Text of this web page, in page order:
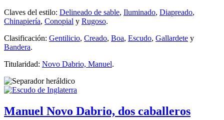
Claves del estilo: Delineado de sable, Iluminado, Diapreado,
Chinapiería, Conopial y Rugoso.
Clasificación: Gentilicio, Creado, Boa, Escudo, Gallardete y
Bandera.
Titularidad: Novo Dabrio, Manuel.
Manuel Novo Dabrio, dos caballeros